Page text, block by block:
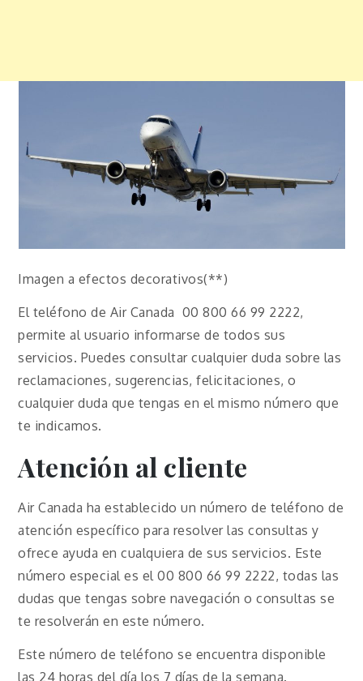
Imagen a efectos decorativos(**)
El teléfono de Air Canada 00 800 66 99 2222,
permite al usuario informarse de todos sus
servicios. Puedes consultar cualquier duda sobre las
reclamaciones, sugerencias, felicitaciones, o
cualquier duda que tengas en el mismo número que
te indicamos.
Atención al cliente
Air Canada ha establecido un número de teléfono de
atención específico para resolver las consultas y
ofrece ayuda en cualquiera de sus servicios. Este
número especial es el 00 800 66 99 2222, todas las
dudas que tengas sobre navegación o consultas se
te resolverán en este número.
Este número de teléfono se encuentra disponible
las 24 horas del día los 7 días de la semana.